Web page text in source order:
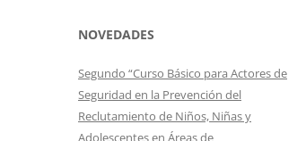
NOVEDADES
Segundo “Curso Básico para Actores de
Seguridad en la Prevención del
Reclutamiento de Niños, Niñas y
Adolescentes en Áreas de